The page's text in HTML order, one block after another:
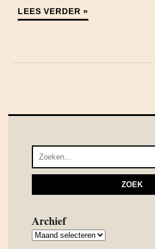
LEES VERDER »
Archief
Archief